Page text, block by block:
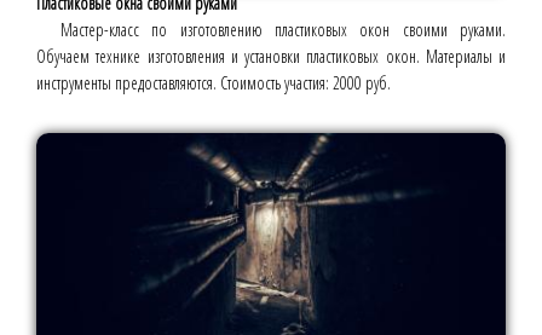
Мастер-класс по изготовлению пластиковых окон своими руками.
Обучаем технике изготовления и установки пластиковых окон. Материалы и
инструменты предоставляются. Стоимость участия: 2000 руб.